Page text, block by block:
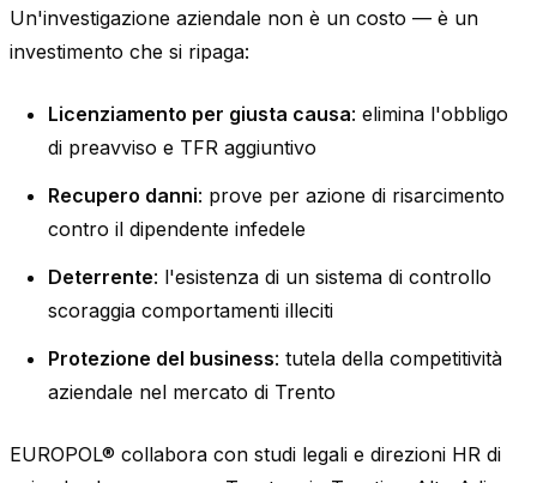
Un'investigazione aziendale non è un costo — è un
investimento che si ripaga:
Licenziamento per giusta causa: elimina l'obbligo
di preavviso e TFR aggiuntivo
Recupero danni: prove per azione di risarcimento
contro il dipendente infedele
Deterrente: l'esistenza di un sistema di controllo
scoraggia comportamenti illeciti
Protezione del business: tutela della competitività
aziendale nel mercato di Trento
EUROPOL® collabora con studi legali e direzioni HR di